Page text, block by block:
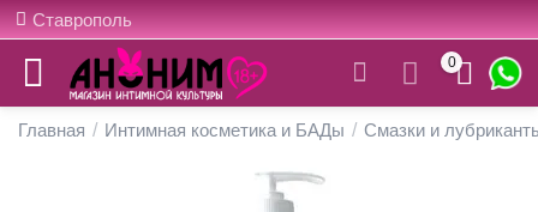
Ставрополь
0
Главная / Интимная косметика и БАДы / Смазки и